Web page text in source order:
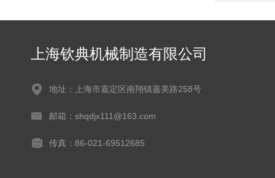
上海钦典机械制造有限公司
地址：上海市嘉定区南翔镇嘉美路258号
邮箱：shqdjx111@163.com
传真：86-021-69512685